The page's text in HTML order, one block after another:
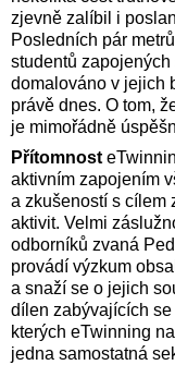
zjevně zalíbil i
Posledních pár
studentů
domalováno v jejich
právě dnes. O tom,
je mimořádně
Přítomnost
aktivním zapojením
a zkušeností s cílem
aktivit. Velmi
odborníků zvaná
provádí výzkum
a snaží se o jejich
dílen zabývajících
kterých eTwinning
jedna samostatná